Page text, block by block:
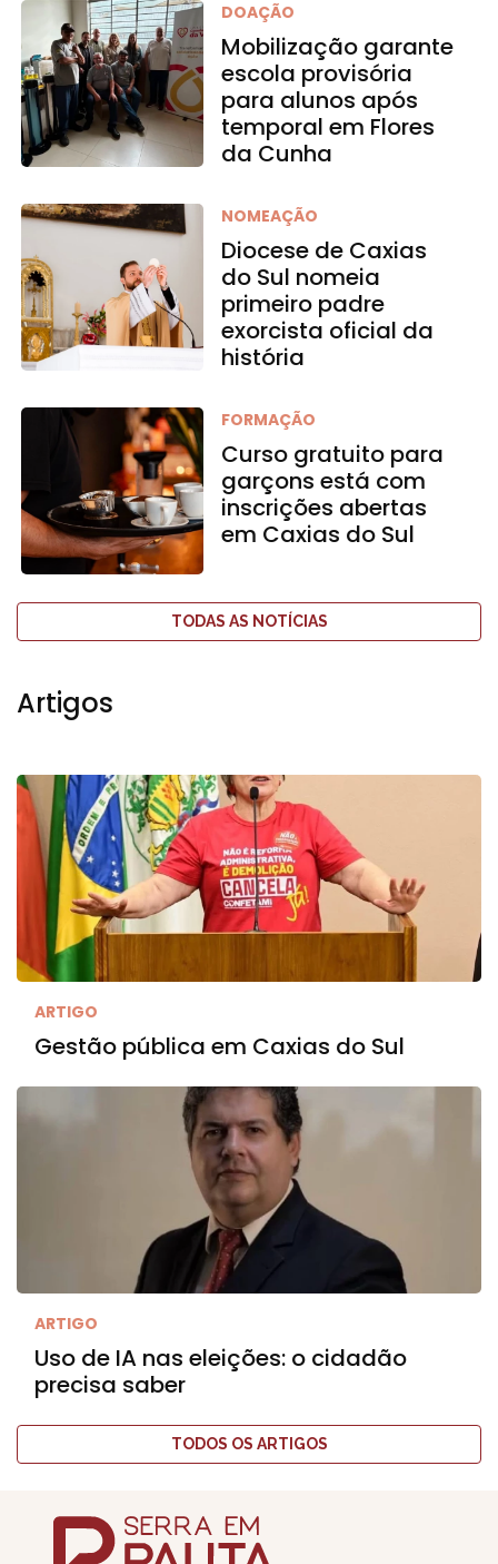
DOAÇÃO
Mobilização garante
escola provisória
para alunos após
temporal em Flores
da Cunha
NOMEAÇÃO
Diocese de Caxias
do Sul nomeia
primeiro padre
exorcista oficial da
história
FORMAÇÃO
Curso gratuito para
garçons está com
inscrições abertas
em Caxias do Sul
TODAS AS NOTÍCIAS
Artigos
ARTIGO
Gestão pública em Caxias do Sul
ARTIGO
Uso de IA nas eleições: o cidadão
precisa saber
TODOS OS ARTIGOS